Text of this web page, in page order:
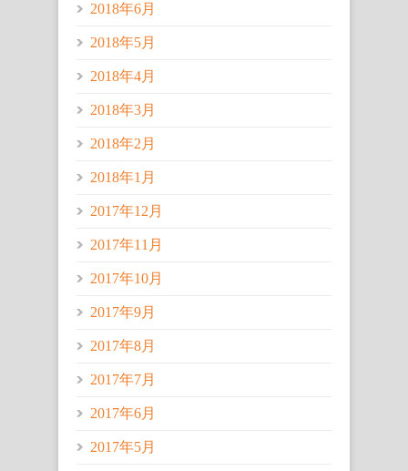
2018年6月
2018年5月
2018年4月
2018年3月
2018年2月
2018年1月
2017年12月
2017年11月
2017年10月
2017年9月
2017年8月
2017年7月
2017年6月
2017年5月